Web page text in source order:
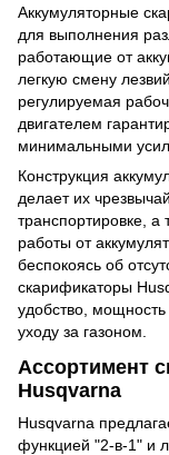
Аккумуляторные
для выполнения
работающие от
легкую смену
регулируемая
двигателем
минимальными
Конструкция
делает их
транспортировке, а
работы от
беспокоясь об
скарификаторы
удобство,
уходу за газоном.
Ассортимент
Husqvarna
Husqvarna
функцией "2-в-1" и